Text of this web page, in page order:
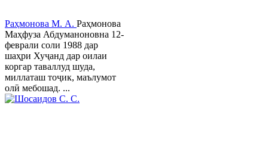
Раҳмонова М. А. Раҳмонова
Маҳфуза Абдуманоновна 12-
феврали соли 1988 дар
шаҳри Хуҷанд дар оилаи
коргар таваллуд шуда,
миллаташ тоҷик, маълумот
олӣ мебошад. ...